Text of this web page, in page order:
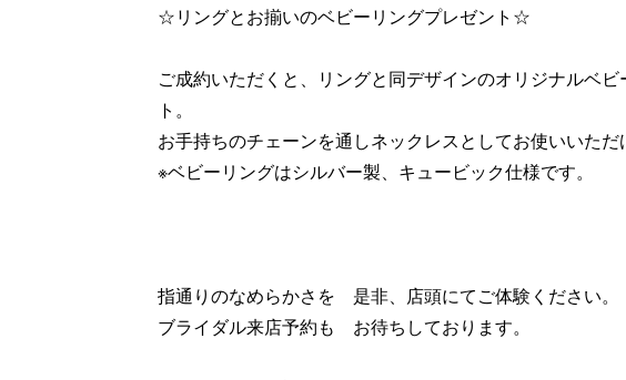
☆リングとお揃いのベビーリングプレゼント☆
ご成約いただくと、リングと同デザインのオリジナルベ
ト。
お手持ちのチェーンを通しネックレスとしてお使いいただ
※ベビーリングはシルバー製、キュービック仕様です。
指通りのなめらかさを 是非、店頭にてご体験ください。
ブライダル来店予約も お待ちしております。